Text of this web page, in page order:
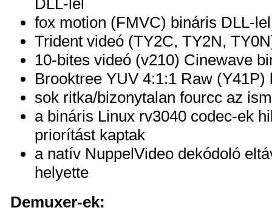
fox motion (FMVC) bináris DLL-lel
Trident videó (TY2C, TY2N,
10-bites videó (v210) Cinewave
Brooktree YUV 4:1:1 Raw (Y41P)
sok ritka/bizonytalan fourcc az
a bináris Linux rv3040 codec-ek
priorítást kaptak
a natív NuppelVideo dekódoló
helyette
Demuxer-ek: